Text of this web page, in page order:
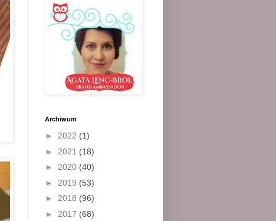
Archiwum
► 2022 (1)
► 2021 (18)
► 2020 (40)
► 2019 (53)
► 2018 (96)
► 2017 (68)